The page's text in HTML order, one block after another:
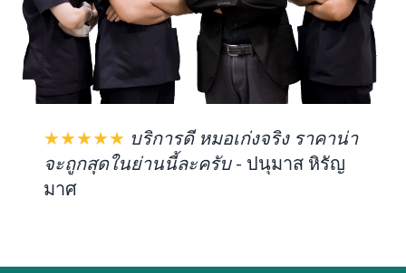
★★★★★ บริการดี หมอเก่งจริง ราคาน่า
จะถูกสุดในย่านนี้ละครับ- ปนุมาส หิรัญ
มาศ